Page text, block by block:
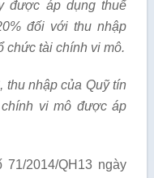
được áp dụng thuế
đối với thu nhập
chức tài chính vimô.
thu nhập của Quỹ tín
vi mô được áp
2014/QH13 ngày